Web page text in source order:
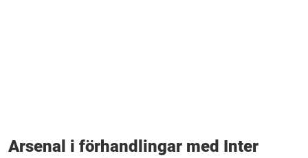
Arsenal i förhandlingar med Inter